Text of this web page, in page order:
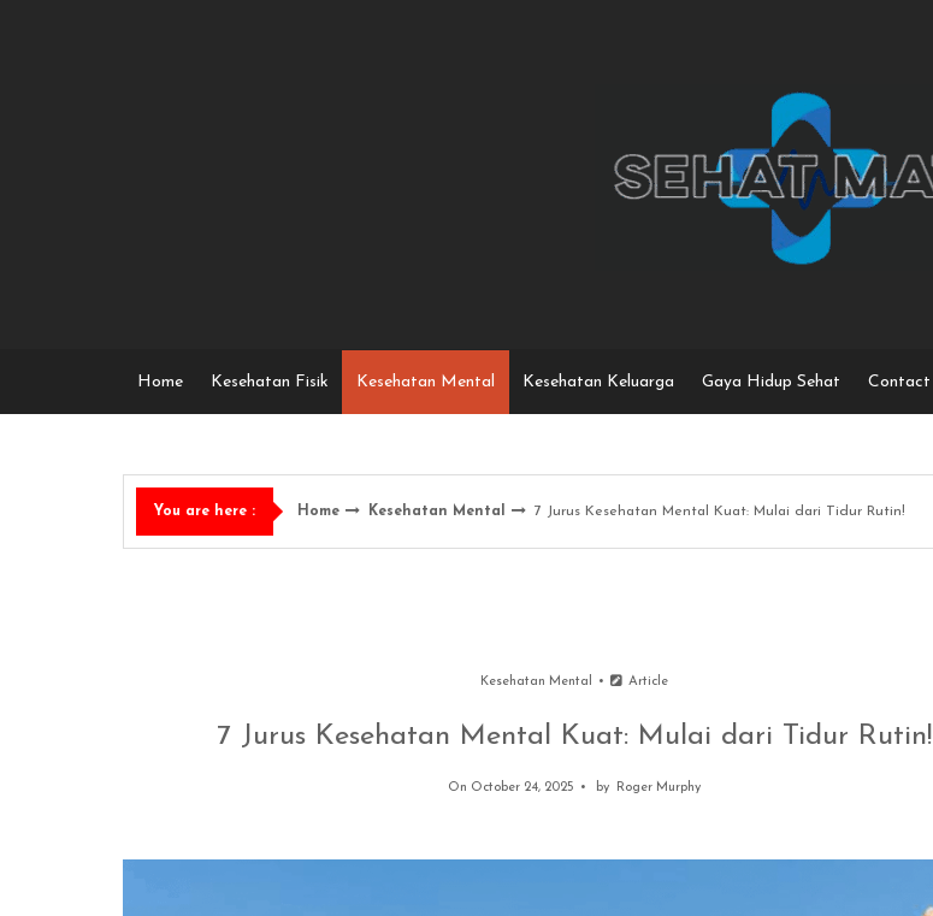
Home Kesehatan Fisik Kesehatan Mental Kesehatan Keluarga Gaya Hidup Sehat Contact
You are here : Home Kesehatan Mental 7 Jurus Kesehatan Mental Kuat: Mulai dari Tidur Rutin!
Kesehatan Mental Article
7 Jurus Kesehatan Mental Kuat: Mulai dari Tidur Rutin!
On October 24, 2025 by Roger Murphy